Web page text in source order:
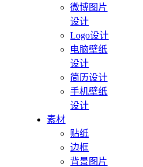
微博图片
设计
Logo设计
电脑壁纸
设计
简历设计
手机壁纸
设计
素材
贴纸
边框
背景图片